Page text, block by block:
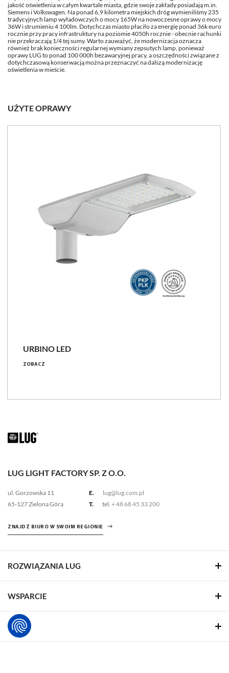
jakość oświetlenia w całym kwartale miasta, gdzie swoje zakłady posiadają m.in.
Siemens i Volkswagen. Na ponad 6,9 kilometra miejskich dróg wymieniliśmy 235
tradycyjnych lamp wyładowczych o mocy 165W na nowoczesne oprawy o mocy
36W i strumieniu 4 100lm. Dotychczas miasto płaciło za energię ponad 36k euro
rocznie przy pracy infrastruktury na poziomie 4050h rocznie - obecnie rachunki
nie przekraczają 1/4 tej sumy. Warto zauważyć, że modernizacja oznacza
również brak konieczności regularnej wymiany zepsutych lamp, ponieważ
oprawy LUG to ponad 100 000h bezawaryjnej pracy, a oszczędności związane z
dotychczasową konserwacją można przeznaczyć na dalszą modernizację
oświetlenia w mieście.
UŻYTE OPRAWY
URBINO LED
ZOBACZ
LUG LIGHT FACTORY SP. Z O.O.
ul. Gorzowska 11
65-127 Zielona Góra
E.
lug@lug.com.pl
T.
tel. + 48 68 45 33 200
ZNAJDŹ BIURO W SWOIM REGIONIE
ROZWIĄZANIA LUG
WSPARCIE
O NAS